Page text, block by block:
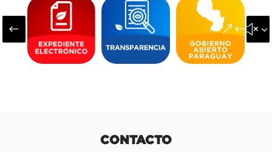
#
CONTACTO